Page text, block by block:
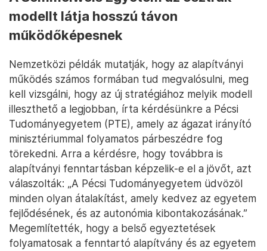
modellt látja hosszú távon
működőképesnek
Nemzetközi példák mutatják, hogy az alapítványi
működés számos formában tud megvalósulni, meg
kell vizsgálni, hogy az új stratégiához melyik modell
illeszthető a legjobban, írta kérdésünkre a Pécsi
Tudományegyetem (PTE), amely az ágazat irányító
minisztériummal folyamatos párbeszédre fog
törekedni. Arra a kérdésre, hogy továbbra is
alapítványi fenntartásban képzelik-e el a jövőt, azt
válaszolták: „A Pécsi Tudományegyetem üdvözöl
minden olyan átalakítást, amely kedvez az egyetem
fejlődésének, és az autonómia kibontakozásának.”
Megemlítették, hogy a belső egyeztetések
folyamatosak a fenntartó alapítvány és az egyetem